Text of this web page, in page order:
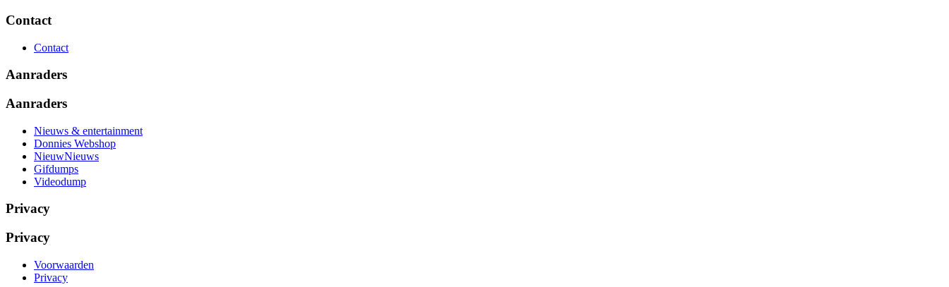
Contact
Contact
Aanraders
Aanraders
Nieuws & entertainment
Donnies Webshop
NieuwNieuws
Gifdumps
Videodump
Privacy
Privacy
Voorwaarden
Privacy